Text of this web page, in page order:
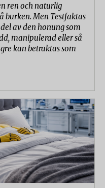
ren och naturlig
burken. Men Testfaktas
av den honung som
manipulerad eller så
kan betraktas som